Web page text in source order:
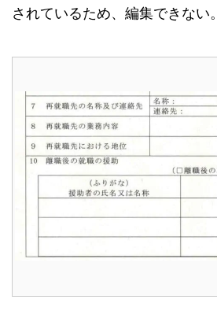
されているため、編集できない。